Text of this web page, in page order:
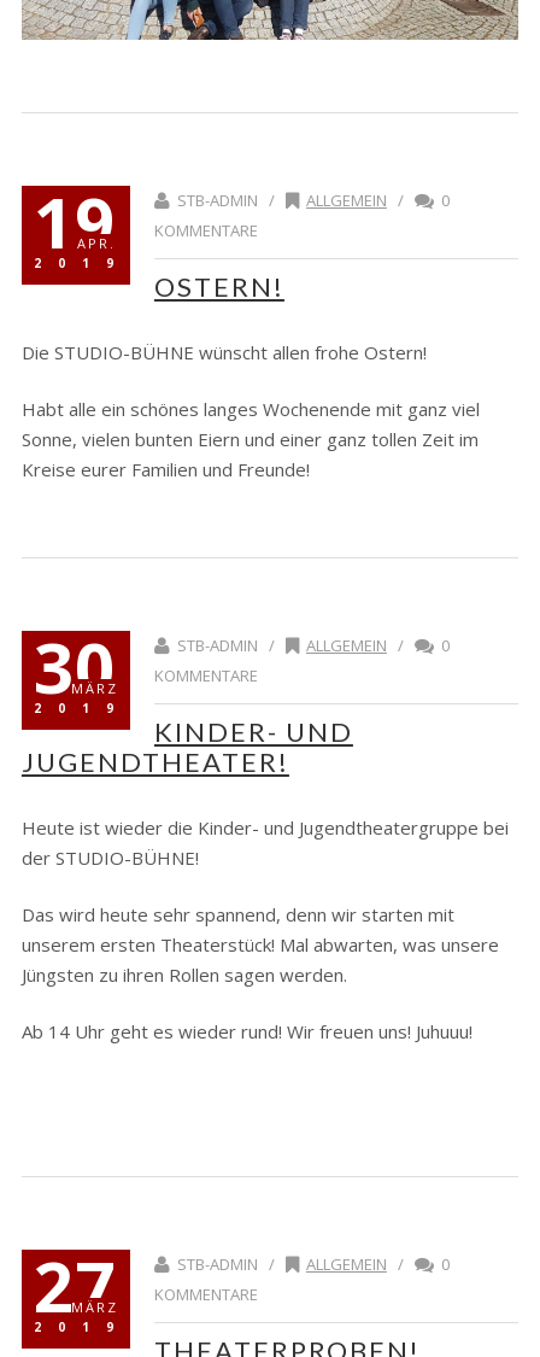
19
APR.
2019
STB-ADMIN / ALLGEMEIN /
0
KOMMENTARE
OSTERN!
Die STUDIO-BÜHNE wünscht allen frohe Ostern!
Habt alle ein schönes langes Wochenende mit ganz viel
Sonne, vielen bunten Eiern und einer ganz tollen Zeit im
Kreise eurer Familien und Freunde!
30
MÄRZ
2019
STB-ADMIN / ALLGEMEIN /
0
KOMMENTARE
KINDER- UND
JUGENDTHEATER!
Heute ist wieder die Kinder- und Jugendtheatergruppe bei
der STUDIO-BÜHNE!
Das wird heute sehr spannend, denn wir starten mit
unserem ersten Theaterstück! Mal abwarten, was unsere
Jüngsten zu ihren Rollen sagen werden.
Ab 14 Uhr geht es wieder rund! Wir freuen uns! Juhuuu!
27
MÄRZ
2019
STB-ADMIN / ALLGEMEIN /
0
KOMMENTARE
THEATERPROBEN!